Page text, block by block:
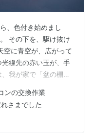
、色付き始めまし
その下を、駆け抜け
空に青空が、広がって
線先の赤い玉が、手
我が家で「盆の棚
で入れ替わり、業者
換作業です。 作業
から思い出して、車
ていない愛車です。
ンの交換作業
さまでした